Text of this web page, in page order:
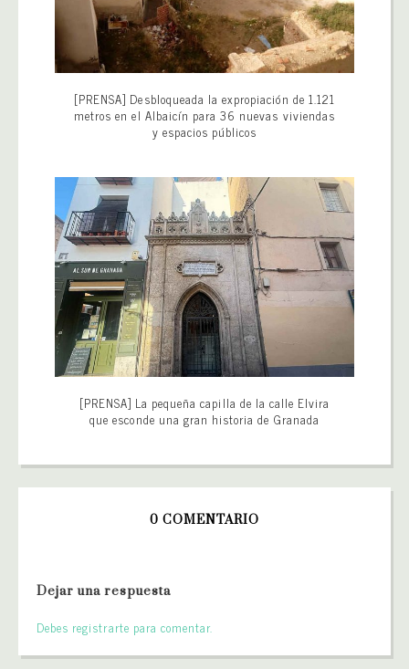
[PRENSA] Desbloqueada la expropiación de 1.121
metros en el Albaicín para 36 nuevas viviendas
y espacios públicos
[PRENSA] La pequeña capilla de la calle Elvira
que esconde una gran historia de Granada
0 COMENTARIO
Dejar una respuesta
Debes registrarte para comentar.